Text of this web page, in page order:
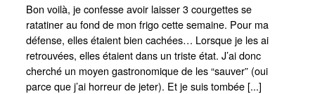
Bon voilà, je confesse avoir laisser 3 courgettes se
ratatiner au fond de mon frigo cette semaine. Pour ma
défense, elles étaient bien cachées… Lorsque je les ai
retrouvées, elles étaient dans un triste état. J’ai donc
cherché un moyen gastronomique de les “sauver” (oui
parce que j’ai horreur de jeter). Et je suis tombée [...]